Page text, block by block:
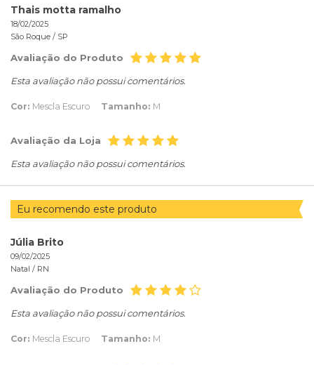
Thais motta ramalho
18/02/2025
São Roque / SP
Avaliação do Produto
Esta avaliação não possui comentários.
Cor: Mescla Escuro Tamanho: M
Avaliação da Loja
Esta avaliação não possui comentários.
Eu recomendo este produto
Júlia Brito
09/02/2025
Natal / RN
Avaliação do Produto
Esta avaliação não possui comentários.
Cor: Mescla Escuro Tamanho: M